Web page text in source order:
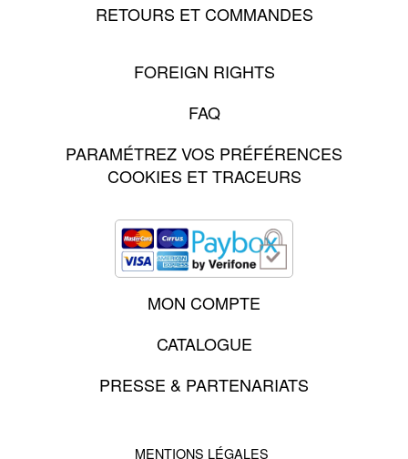
RETOURS ET COMMANDES
FOREIGN RIGHTS
FAQ
PARAMÉTREZ VOS PRÉFÉRENCES
COOKIES ET TRACEURS
MON COMPTE
CATALOGUE
PRESSE & PARTENARIATS
MENTIONS LÉGALES